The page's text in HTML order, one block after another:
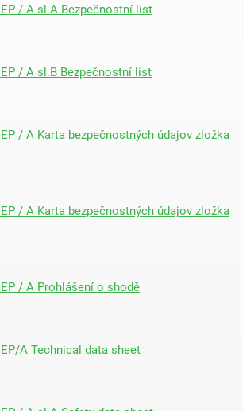
/ A sl.A Bezpečnostní list
/ A sl.B Bezpečnostní list
/ A Karta bezpečnostných údajov zložka
/ A Karta bezpečnostných údajov zložka
/ A Prohlášení o shodě
A Technical data sheet